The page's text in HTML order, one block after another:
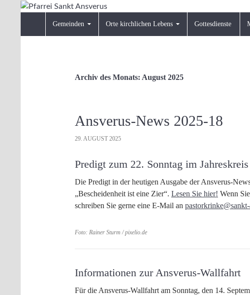
Pfarrei Sankt Ansverus
Gemeinden Orte kirchlichen Lebens Gottesdienste
Archiv des Monats: August 2025
Ansverus-News 2025-18
29. AUGUST 2025
Predigt zum 22. Sonntag im Jahreskreis
Die Predigt in der heutigen Ausgabe der Ansverus-
„Bescheidenheit ist eine Zier“. Lesen Sie hier! Wenn
schreiben Sie gerne eine E-Mail an
Foto: Rainer Sturm / pixelio.de
Informationen zur Ansverus-Wallfahrt
Für die Ansverus-Wallfahrt am Sonntag, den 14.